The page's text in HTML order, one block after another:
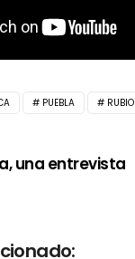
PUEBLA RUBIO
una entrevista